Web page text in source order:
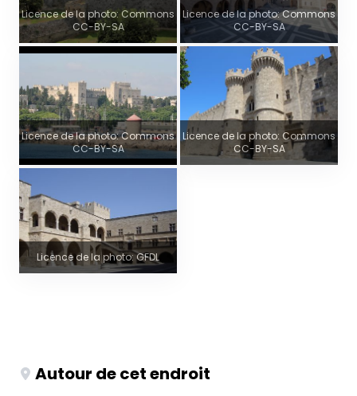
Licence de la photo: Commons
CC-BY-SA
Licence de la photo: Commons
CC-BY-SA
Licence de la photo: Commons
CC-BY-SA
Licence de la photo: Commons
CC-BY-SA
Licence de la photo: GFDL
Autour de cet endroit